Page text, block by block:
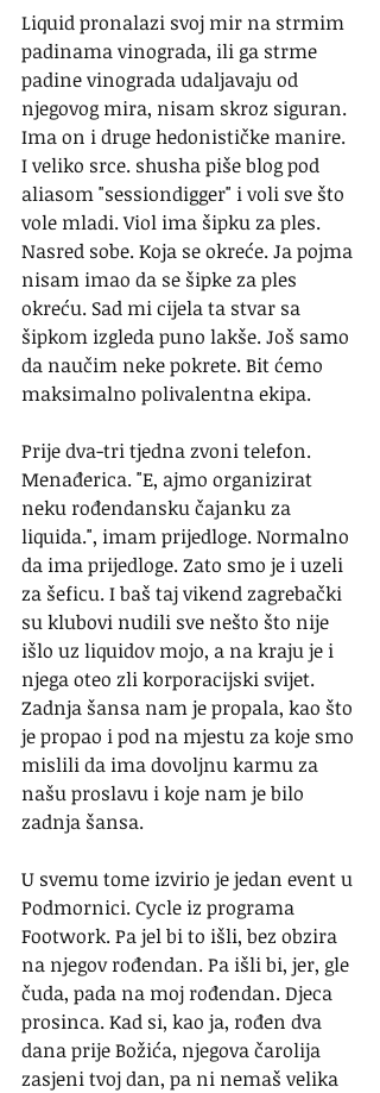
Liquid pronalazi svoj mir na strmim
padinama vinograda, ili ga strme
padine vinograda udaljavaju od
njegovog mira, nisam skroz siguran.
Ima on i druge hedonističke manire.
I veliko srce. shusha piše blog pod
aliasom "sessiondigger" i voli sve što
vole mladi. Viol ima šipku za ples.
Nasred sobe. Koja se okreće. Ja pojma
nisam imao da se šipke za ples
okreću. Sad mi cijela ta stvar sa
šipkom izgleda puno lakše. Još samo
da naučim neke pokrete. Bit ćemo
maksimalno polivalentna ekipa.
Prije dva-tri tjedna zvoni telefon.
Menađerica. "E, ajmo organizirat
neku rođendansku čajanku za
liquida.", imam prijedloge. Normalno
da ima prijedloge. Zato smo je i uzeli
za šeficu. I baš taj vikend zagrebački
su klubovi nudili sve nešto što nije
išlo uz liquidov mojo, a na kraju je i
njega oteo zli korporacijski svijet.
Zadnja šansa nam je propala, kao što
je propao i pod na mjestu za koje smo
mislili da ima dovoljnu karmu za
našu proslavu i koje nam je bilo
zadnja šansa.
U svemu tome izvirio je jedan event u
Podmornici. Cycle iz programa
Footwork. Pa jel bi to išli, bez obzira
na njegov rođendan. Pa išli bi, jer, gle
čuda, pada na moj rođendan. Djeca
prosinca. Kad si, kao ja, rođen dva
dana prije Božića, njegova čarolija
zasjeni tvoj dan, pa ni nemaš velika